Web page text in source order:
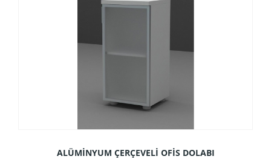
ALÜMİNYUM ÇERÇEVELİ OFİS DOLABI